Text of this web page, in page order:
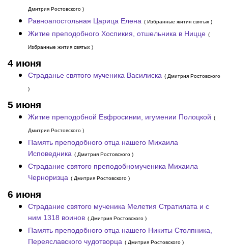
Дмитрия Ростовского )
Равноапостольная Царица Елена ( Избранные жития святых )
Житие преподобного Хоспикия, отшельника в Ницце (
Избранные жития святых )
4 июня
Страданье святого мученика Василиска ( Дмитрия Ростовского
)
5 июня
Житие преподобной Евфросинии, игумении Полоцкой (
Дмитрия Ростовского )
Память преподобного отца нашего Михаила
Исповедника ( Дмитрия Ростовского )
Страдание святого преподобномученика Михаила
Черноризца ( Дмитрия Ростовского )
6 июня
Страдание святого мученика Мелетия Стратилата и с
ним 1318 воинов ( Дмитрия Ростовского )
Память преподобного отца нашего Никиты Столпника,
Переяславского чудотворца ( Дмитрия Ростовского )